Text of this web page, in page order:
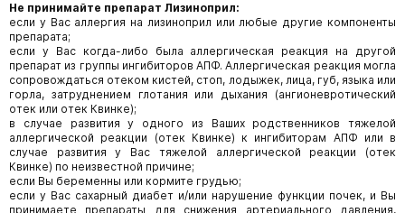
Не принимайте препарат Лизиноприл:
если у Вас аллергия на лизиноприл или любые другие компоненты
препарата;
если у Вас когда-либо была аллергическая реакция на другой
препарат из группы ингибиторов АПФ. Аллергическая реакция могла
сопровождаться отеком кистей, стоп, лодыжек, лица, губ, языка или
горла, затруднением глотания или дыхания (ангионевротический
отек или отек Квинке);
в случае развития у одного из Ваших родственников тяжелой
аллергической реакции (отек Квинке) к ингибиторам АПФ или в
случае развития у Вас тяжелой аллергической реакции (отек
Квинке) по неизвестной причине;
если Вы беременны или кормите грудью;
если у Вас сахарный диабет и/или нарушение функции почек, и Вы
принимаете препараты для снижения артериального давления,